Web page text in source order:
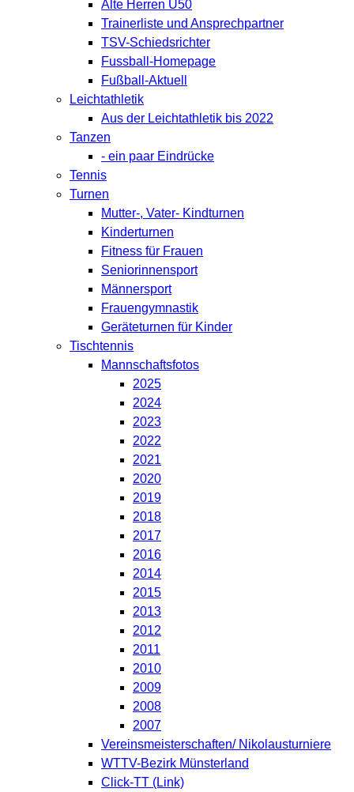
Alte Herren Ü50
Trainerliste und Ansprechpartner
TSV-Schiedsrichter
Fussball-Homepage
Fußball-Aktuell
Leichtathletik
Aus der Leichtathletik bis 2022
Tanzen
- ein paar Eindrücke
Tennis
Turnen
Mutter-, Vater- Kindturnen
Kinderturnen
Fitness für Frauen
Seniorinnensport
Männersport
Frauengymnastik
Geräteturnen für Kinder
Tischtennis
Mannschaftsfotos
2025
2024
2023
2022
2021
2020
2019
2018
2017
2016
2014
2015
2013
2012
2011
2010
2009
2008
2007
Vereinsmeisterschaften/ Nikolausturniere
WTTV-Bezirk Münsterland
Click-TT (Link)